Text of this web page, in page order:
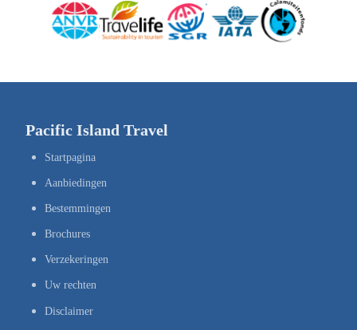
Pacific Island Travel
Startpagina
Aanbiedingen
Bestemmingen
Brochures
Verzekeringen
Uw rechten
Disclaimer